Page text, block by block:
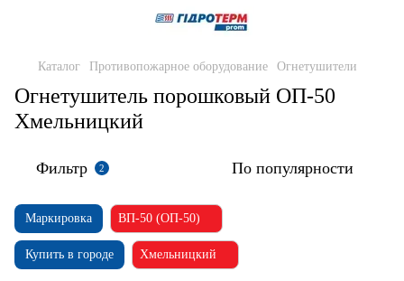
Каталог Противопожарное оборудование Огнетушители
Огнетушитель порошковый ОП-50
Хмельницкий
Фильтр 2 По популярности
Маркировка ВП-50 (ОП-50)
Купить в городе Хмельницкий